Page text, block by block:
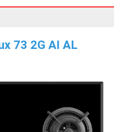
73 2G AI AL